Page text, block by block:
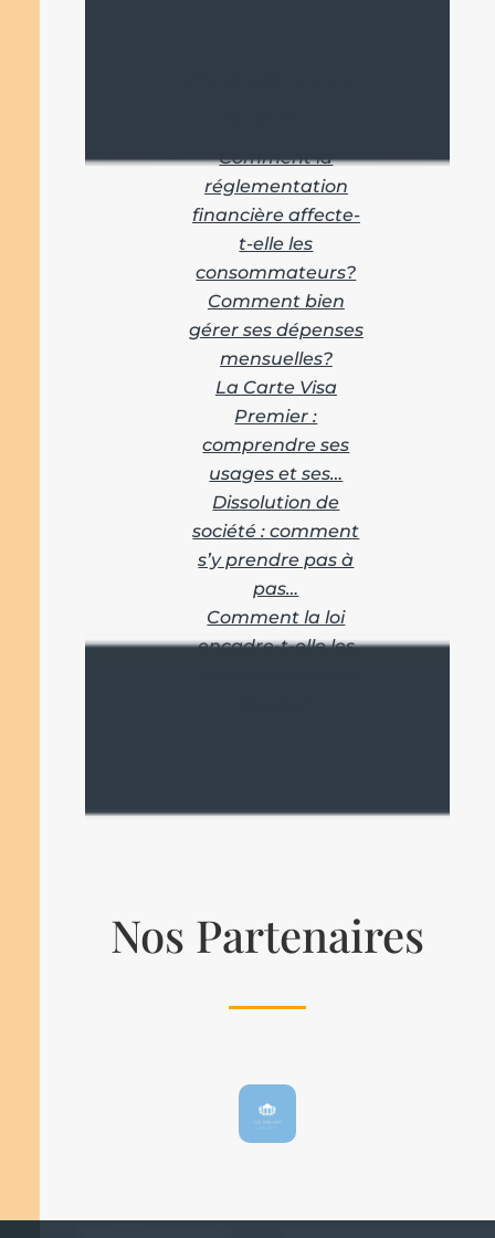
Comment la
réglementation
financière affecte-
t-elle les
consommateurs?
Comment bien
gérer ses dépenses
mensuelles?
La Carte Visa
Premier :
comprendre ses
usages et ses…
Dissolution de
société : comment
s’y prendre pas à
pas…
Comment la loi
encadre-t-elle les
Nos Partenaires